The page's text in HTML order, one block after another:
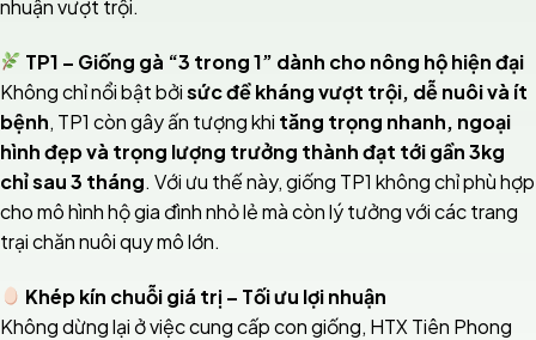
nhuận vượt trội.
TP1 – Giống gà “3 trong 1” dành cho nông hộ hiện đại
Không chỉ nổi bật bởisức đề kháng vượt trội, dễ nuôi và ít
bệnh, TP1 còn gây ấn tượng khi tăng trọng nhanh, ngoại
hình đẹp và trọng lượng trưởng thành đạt tới gần 3kg
chỉ sau 3 tháng. Với ưu thế này, giống TP1 không chỉ phù hợp
cho mô hình hộ gia đình nhỏ lẻ mà còn lý tưởng với các trang
trại chăn nuôi quy mô lớn.
Khép kín chuỗi giá trị – Tối ưu lợi nhuận
Không dừng lại ở việc cung cấp con giống, HTX Tiên Phong